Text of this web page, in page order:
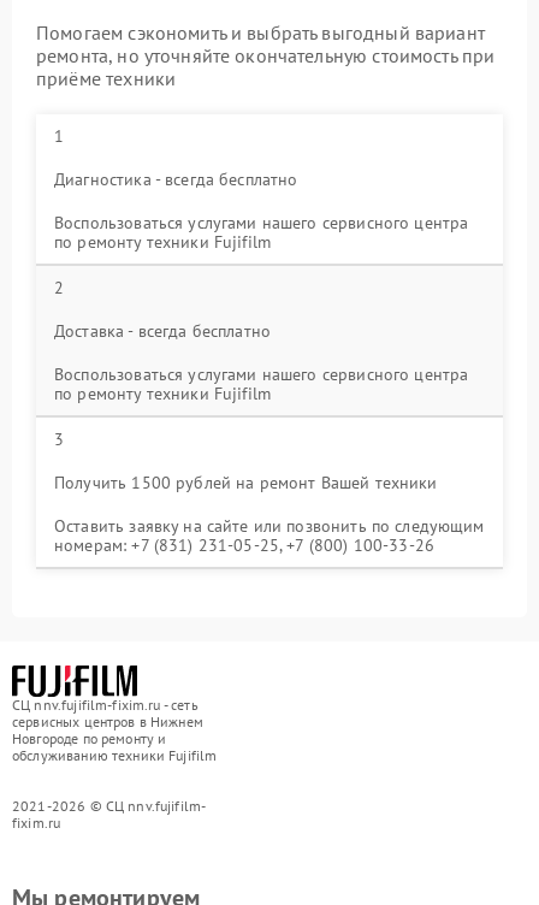
Помогаем сэкономить и выбрать выгодный вариант
ремонта, но уточняйте окончательную стоимость при
приёме техники
1
Диагностика - всегда бесплатно
Воспользоваться услугами нашего сервисного центра
по ремонту техники Fujifilm
2
Доставка - всегда бесплатно
Воспользоваться услугами нашего сервисного центра
по ремонту техники Fujifilm
3
Получить 1500 рублей на ремонт Вашей техники
Оставить заявку на сайте или позвонить по следующим
номерам: +7 (831) 231-05-25, +7 (800) 100-33-26
СЦ nnv.fujifilm-fixim.ru - сеть
сервисных центров в Нижнем
Новгороде по ремонту и
обслуживанию техники Fujifilm
2021-2026 © СЦ nnv.fujifilm-
fixim.ru
Мы ремонтируем